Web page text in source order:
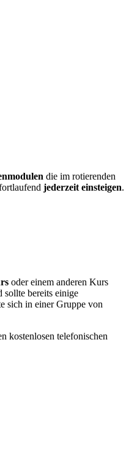
die im rotierenden
jederzeit einsteigen.
oder einem anderen Kurs
sollte bereits einige
sich in einer Gruppe von
kostenlosen telefonischen